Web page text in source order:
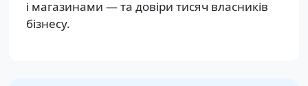
і магазинами — та довіри тисяч власників
бізнесу.